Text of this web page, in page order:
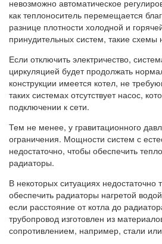
невозможно автоматическое
как теплоноситель перемещается
разнице плотности холодной и
принудительных систем, такие схемы
Если отключить электричество,
циркуляцией будет продолжать
конструкции имеется котел, не
таких системах отсутствует насос,
подключении к сети.
Тем не менее, у гравитационного
ограничения. Мощности систем с
недостаточно, чтобы обеспечить
радиаторы.
В некоторых ситуациях
обеспечить радиаторы нагретой
если расстояние от котла до
трубопровод изготовлен из
сопротивлением, например, стали или